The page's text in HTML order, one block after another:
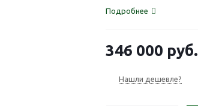
Подробнее
346 000 руб.
Нашли дешевле?